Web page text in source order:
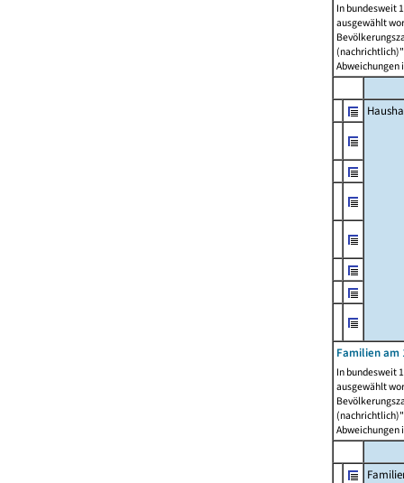
In bundesweit
ausgewählt
Abweichungen
Familien am
In bundesweit
ausgewählt
Abweichungen